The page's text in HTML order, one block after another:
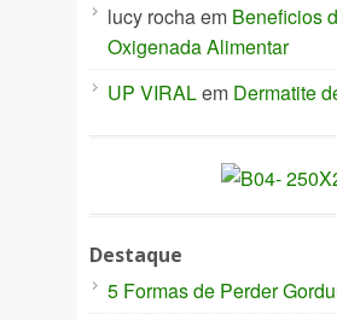
lucy rochaem Beneficios
Oxigenada Alimentar
UP VIRALem Dermatite
Destaque
5 Formas de Perder